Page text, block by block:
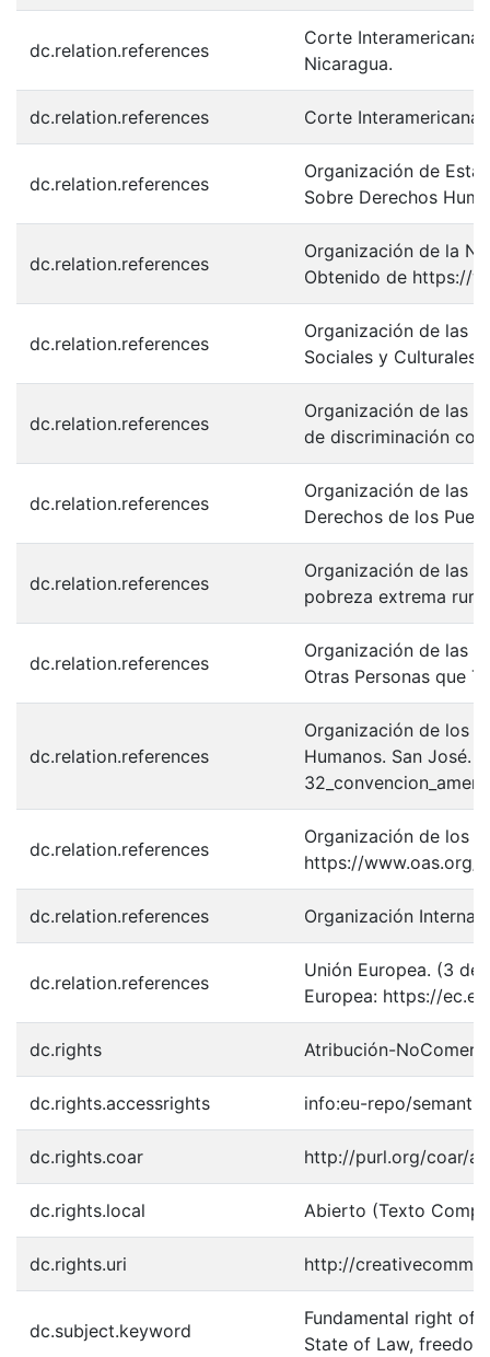
dc.relation.references
Corte Interamericana
Nicaragua.
dc.relation.references Corte Interamericana
dc.relation.references
Organización de
Sobre Derechos
dc.relation.references
Organización de la
Obtenido de https://
dc.relation.references
Organización de las
Sociales y Culturales.
dc.relation.references
Organización de las
de discriminación
dc.relation.references
Organización de las
Derechos de los
dc.relation.references
Organización de las
pobreza extrema
dc.relation.references
Organización de las
Otras Personas que
dc.relation.references
Organización de los
Humanos. San José.
dc.relation.references
Organización de los
https://www.oas.org/
dc.relation.references Organización
dc.relation.references
Unión Europea. (3 de
Europea: https://
dc.rights Atribución-
dc.rights.accessrights info:eu-repo/
dc.rights.coar http://purl.org/coar/
dc.rights.local Abierto (Texto
dc.rights.uri http://
dc.subject.keyword
Fundamental right of
State of Law,